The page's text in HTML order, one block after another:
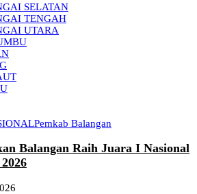
SELATAN
TENGAH
UTARA
Pemkab Balangan
Balangan Raih Juara I Nasional